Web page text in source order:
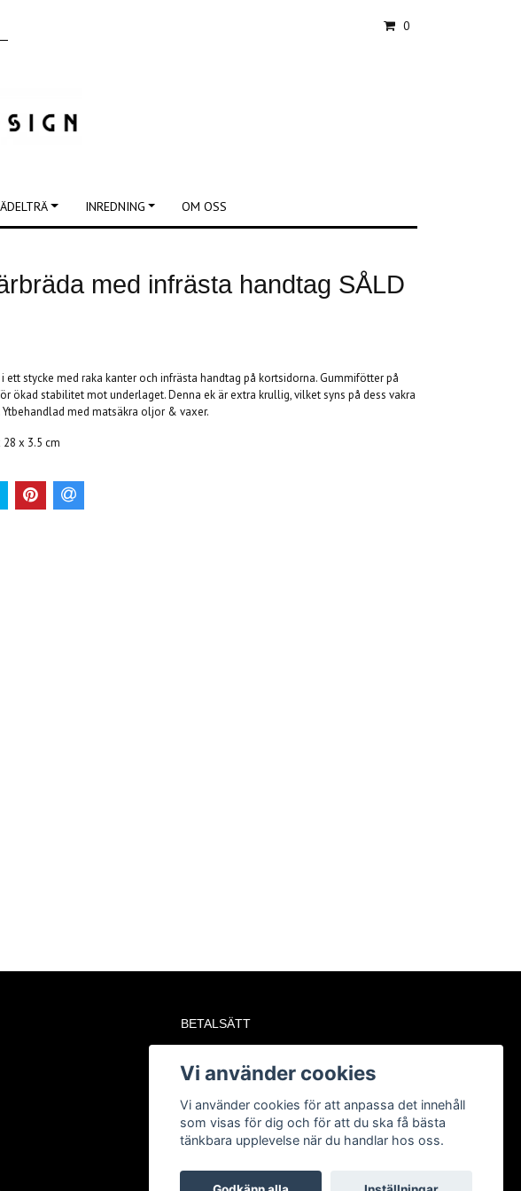
0
ÄDELTRÄ INREDNING OM OSS
med infrästa handtag SÅLD
i ett stycke med raka kanter och infrästa handtag på kortsidorna. Gummifötter på
ökad stabilitet mot underlaget. Denna ek är extra krullig, vilket syns på dess vakra
med matsäkra oljor & vaxer.
28 x 3.5 cm
BETALSÄTT
Vi använder cookies
Vi använder cookies för att anpassa det innehåll
som visas för dig och för att du ska få bästa
tänkbara upplevelse när du handlar hos oss.